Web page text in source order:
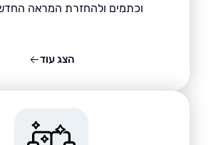
וכתמים ולהחזרת המראה החדש לשטיח.